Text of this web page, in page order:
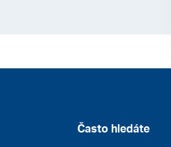
Často hledáte